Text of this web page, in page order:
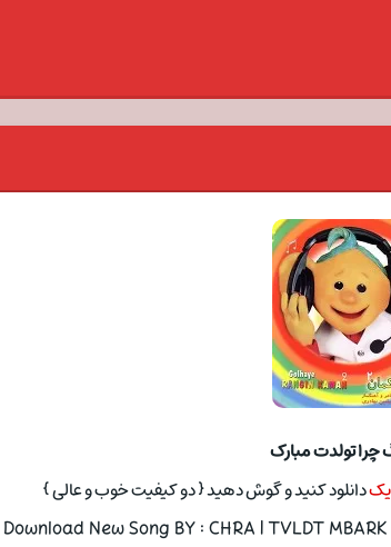
چرا تولدت مبارک
دانلود کنید و گوش دهید { دو کیفیت خوب و عالی }
Download New Song BY : CHRA | TVLDT